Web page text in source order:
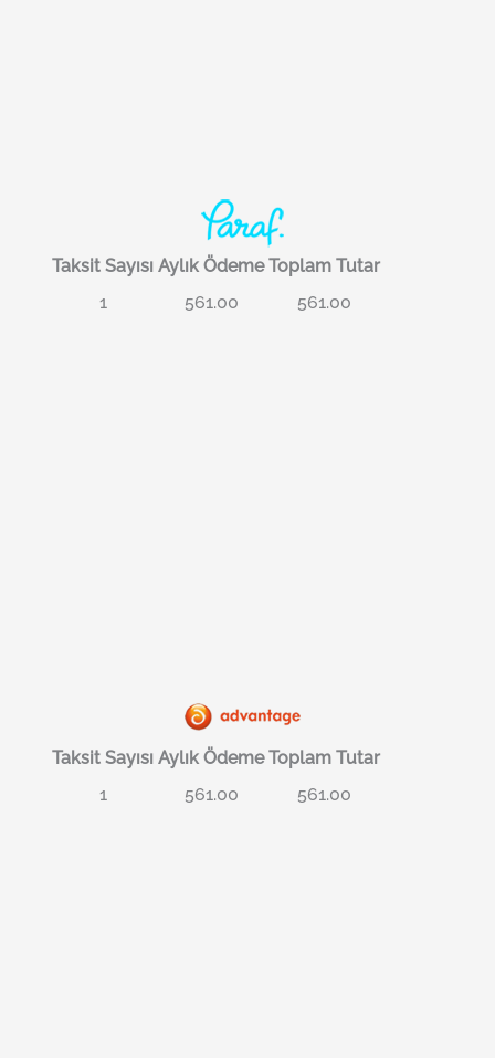
Taksit Sayısı Aylık Ödeme Toplam Tutar
1
561.00 561.00
Taksit Sayısı Aylık Ödeme Toplam Tutar
1
561.00 561.00